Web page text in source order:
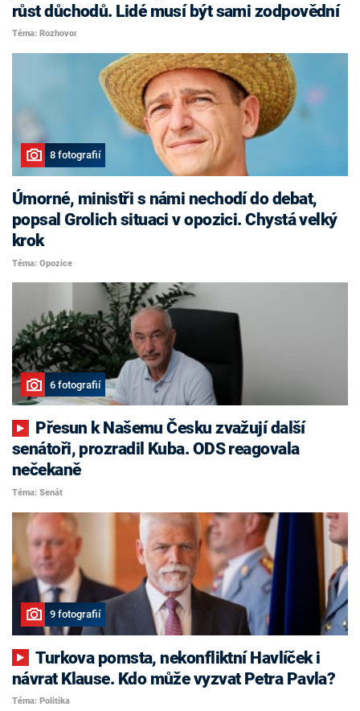
růst důchodů. Lidé musí být sami zodpovědní
Téma: Rozhovor
8 fotografií
Úmorné, ministři s námi nechodí do debat,
popsal Grolich situaci v opozici. Chystá velký
krok
Téma: Opozice
6 fotografií
senátoři, prozradil Kuba. ODS reagovala
nečekaně
Téma: Senát
9 fotografií
Turkova pomsta, nekonfliktní Havlíček i
návrat Klause. Kdo může vyzvat Petra Pavla?
Téma: Politika